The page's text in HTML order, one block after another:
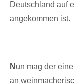
Deutschland auf
angekommen ist.
N un mag der
an